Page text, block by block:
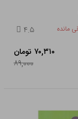
۴.۵
۷۰,۳۱۰ تومان
۸۹,۰۰۰